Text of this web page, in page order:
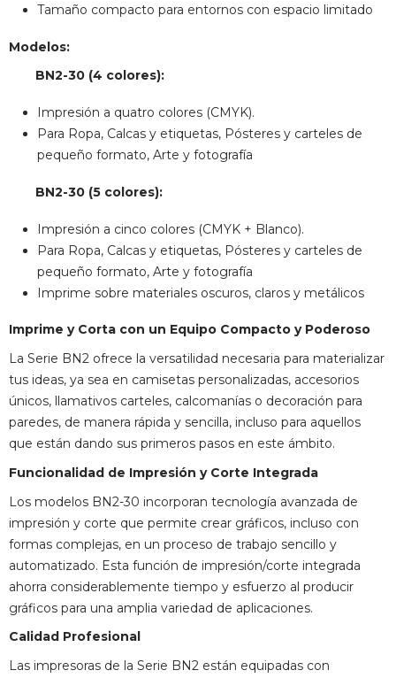
Tamaño compacto para entornos con espacio limitado
Modelos:
BN2-30 (4 colores):
Impresión a quatro colores (CMYK).
Para Ropa, Calcas y etiquetas, Pósteres y carteles de
pequeño formato, Arte y fotografía
BN2-30 (5 colores):
Impresión a cinco colores (CMYK + Blanco).
Para Ropa, Calcas y etiquetas, Pósteres y carteles de
pequeño formato, Arte y fotografía
Imprime sobre materiales oscuros, claros y metálicos
Imprime y Corta con un Equipo Compacto y Poderoso
La Serie BN2 ofrece la versatilidad necesaria para materializar
tus ideas, ya sea en camisetas personalizadas, accesorios
únicos, llamativos carteles, calcomanías o decoración para
paredes, de manera rápida y sencilla, incluso para aquellos
que están dando sus primeros pasos en este ámbito.
Funcionalidad de Impresión y Corte Integrada
Los modelos BN2-30 incorporan tecnología avanzada de
impresión y corte que permite crear gráficos, incluso con
formas complejas, en un proceso de trabajo sencillo y
automatizado. Esta función de impresión/corte integrada
ahorra considerablemente tiempo y esfuerzo al producir
gráficos para una amplia variedad de aplicaciones.
Calidad Profesional
Las impresoras de la Serie BN2 están equipadas con